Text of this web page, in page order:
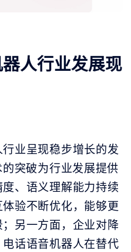
人行业发展现
业呈现稳步增长的发
突破为行业发展提供
、语义理解能力持续
验不断优化，能够更
另一方面，企业对降
话语音机器人在替代